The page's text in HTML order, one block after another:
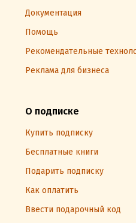
Документация
Помощь
Рекомендательные
Реклама для бизнеса
О подписке
Купить подписку
Бесплатные книги
Подарить подписку
Как оплатить
Ввести подарочный код